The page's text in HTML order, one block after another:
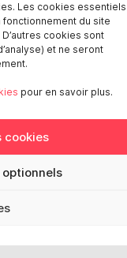
Les cookies essentiels
du site
cookies sont
et ne seront
pour en savoir plus.
cookies
optionnels
signalement